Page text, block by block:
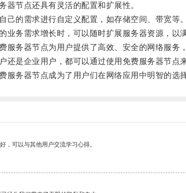
节点还具有灵活的配置和扩展性。
的需求进行自定义配置，如存储空间、带宽等。
务需求增长时，可以随时扩展服务器资源，以
务器节点为用户提供了高效、安全的网络服务
是企业用户，都可以通过使用免费服务器节点
务器节点成为了用户们在网络应用中明智的选择
，可以与其他用户交流学习心得。